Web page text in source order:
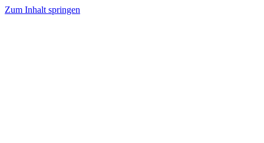
Zum Inhalt springen